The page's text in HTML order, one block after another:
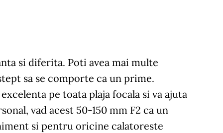
si diferita. Poti avea mai multe
sa se comporte ca un prime.
pe toata plaja focala si va ajuta
vad acest 50-150 mm F2 ca un
si pentru oricine calatoreste